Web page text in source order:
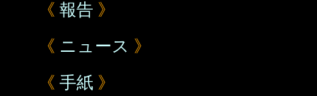
《 報告 》
《 ニュース 》
《 手紙 》